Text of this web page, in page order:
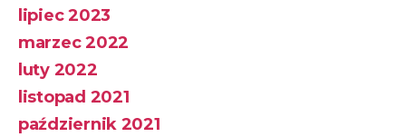
lipiec 2023
marzec 2022
luty 2022
listopad 2021
październik 2021